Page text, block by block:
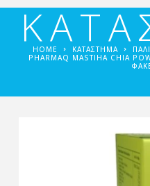
HOME ΚΑΤΑΣΤΗΜΑ
PHARMAQ MASTIHA CHIΑ